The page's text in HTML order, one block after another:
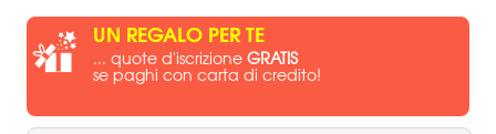
UN REGALO PER TE
... quote d'iscrizioneGRATIS
se paghi con carta di credito!